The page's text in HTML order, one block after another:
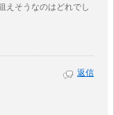
えそうなのはどれでし
返信